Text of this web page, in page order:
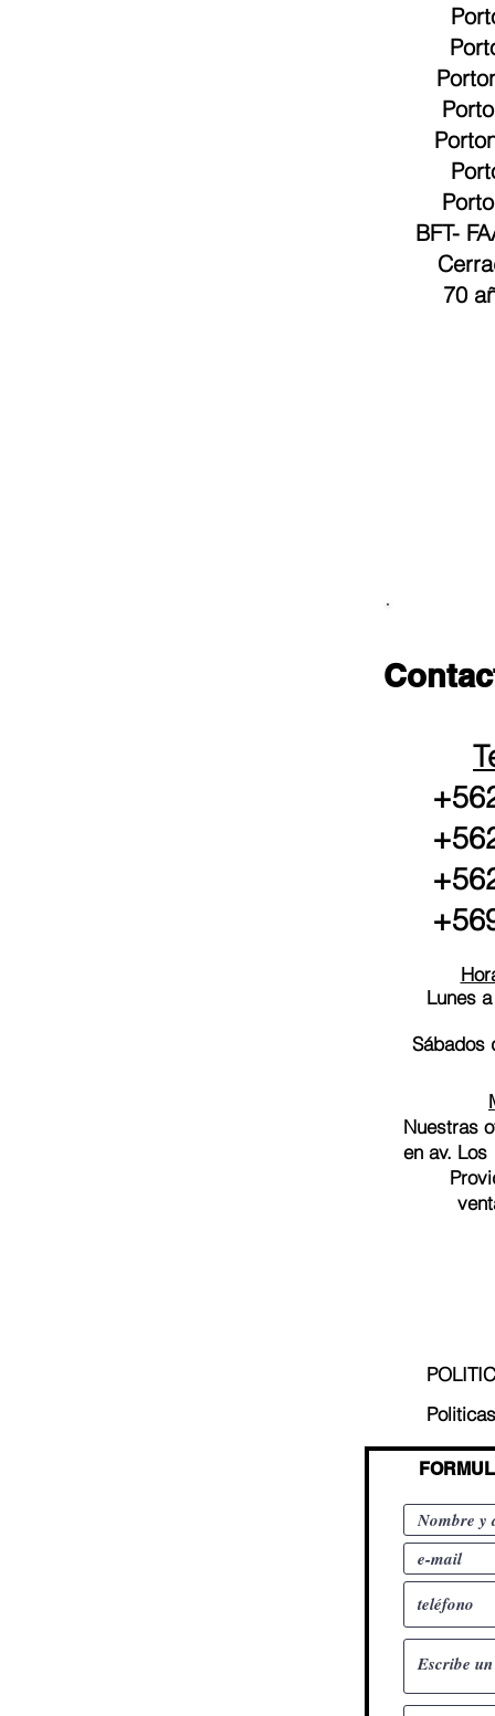
BFT-
70
Lunes
Sábados
Nuestras
en av.